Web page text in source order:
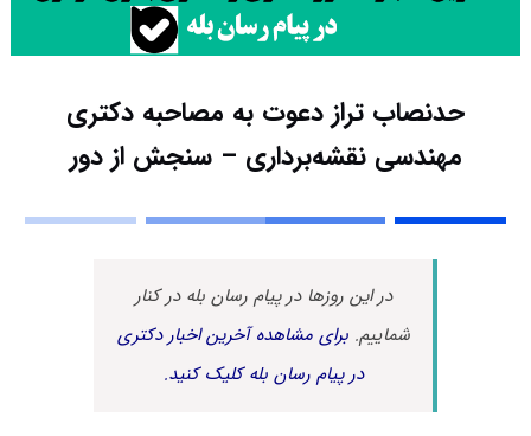
حدنصاب تراز دعوت به مصاحبه دکتری
مهندسی نقشه‌برداری – سنجش از دور
در این روزها در پیام رسان بله در کنار
شماییم.برای مشاهده آخرین اخبار دکتری
در پیام رسان بله کلیک کنید.